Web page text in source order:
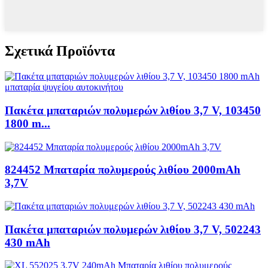
Σχετικά Προϊόντα
Πακέτα μπαταριών πολυμερών λιθίου 3,7 V, 103450
1800 m...
824452 Μπαταρία πολυμερούς λιθίου 2000mAh
3,7V
Πακέτα μπαταριών πολυμερών λιθίου 3,7 V, 502243
430 mAh